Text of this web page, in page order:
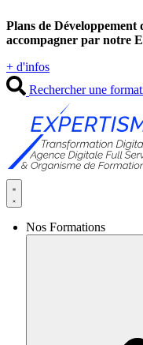
au
contenu
Plans de Développement
accompagner par notre
+ d'infos
Rechercher une
Nos Formations